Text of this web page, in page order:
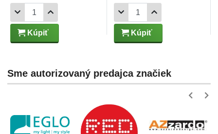
Kúpiť Kúpiť
Sme autorizovaný predajca značiek